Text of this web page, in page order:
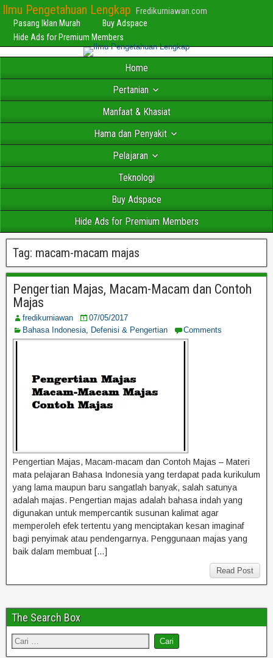
Ilmu Pengetahuan Lengkap Fredikurniawan.com
Pasang Iklan Murah
Buy Adspace
Hide Ads for Premium Members
Home
Pertanian
Manfaat & Khasiat
Hama dan Penyakit
Pelajaran
Teknologi
Buy Adspace
Hide Ads for Premium Members
Tag: macam-macam majas
Pengertian Majas, Macam-Macam dan Contoh
Majas
fredikurniawan
07/05/2017
Bahasa Indonesia, Defenisi & Pengertian Comments
Pengertian Majas, Macam-macam dan Contoh Majas – Materi
mata pelajaran Bahasa Indonesia yang terdapat pada kurikulum
yang lama maupun baru sangatlah banyak, salah satunya
adalah majas. Pengertian majas adalah bahasa indah yang
digunakan untuk mempercantik susunan kalimat agar
memperoleh efek tertentu yang menciptakan kesan imaginaf
bagi penyimak atau pendengarnya. Penggunaan majas yang
baik dalam membuat […]
Read Post
The Search Box